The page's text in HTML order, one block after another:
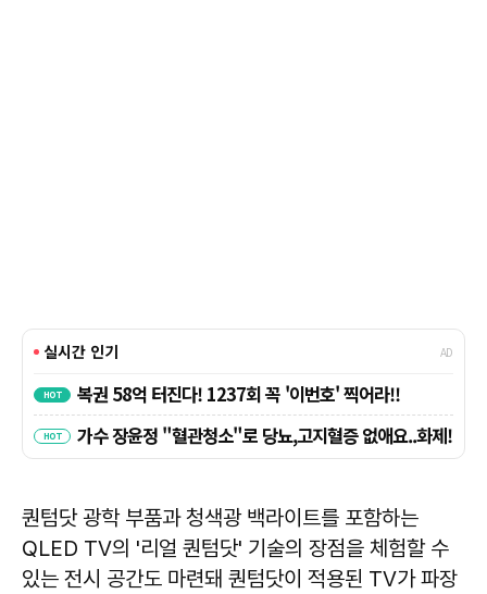
퀀텀닷 광학 부품과 청색광 백라이트를 포함하는
QLED TV의 '리얼 퀀텀닷' 기술의 장점을 체험할 수
있는 전시 공간도 마련돼 퀀텀닷이 적용된 TV가 파장